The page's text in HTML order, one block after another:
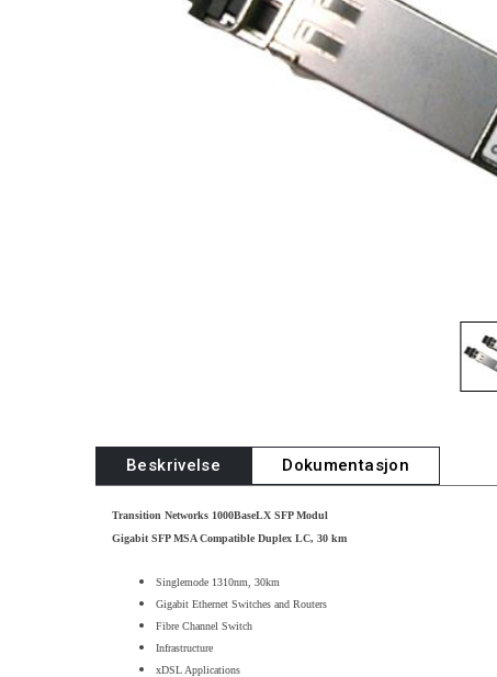
Beskrivelse Dokumentasjon
Transition Networks 1000BaseLX SFP Modul
Gigabit SFP MSA Compatible Duplex LC, 30 km
Singlemode 1310nm, 30km
Gigabit Ethernet Switches and Routers
Fibre Channel Switch
Infrastructure
xDSL Applications